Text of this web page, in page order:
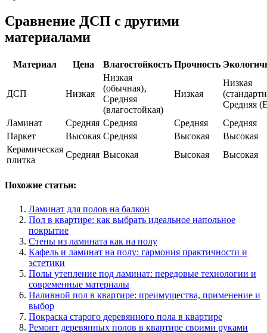
Сравнение ДСП с другими
материалами
Материал Цена Влагостойкость Прочность
ДСП Низкая
Низкая
(обычная)‚
Средняя
(влагостойкая)
Низкая
Низкая
Средняя
Ламинат
Средняя Средняя Средняя
Средняя
Паркет
Высокая Средняя Высокая
Высокая
Керамическая
плитка
Средняя Высокая Высокая Высокая
Похожие статьи:
Ламинат для полов на балкон
Пол в квартире: как выбрать идеальное напольное
покрытие
Стены из ламината как на полу
Кафель и ламинат на полу: гармония практичности и
эстетики
Полы утепление под ламинат: передовые технологии и
современные материалы
Наливной пол в квартире: преимущества, применение и
выбор
Покраска старого деревянного пола в квартире
Ремонт деревянных полов в квартире своими руками